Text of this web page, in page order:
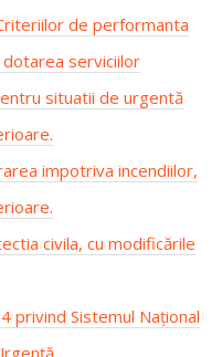
de performanta
serviciilor
situatii de urgentă
impotriva incendiilor,
civila, cu modificările
privind Sistemul Național